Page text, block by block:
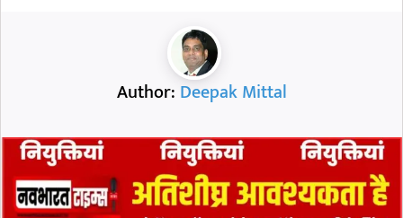
Author: Deepak Mittal